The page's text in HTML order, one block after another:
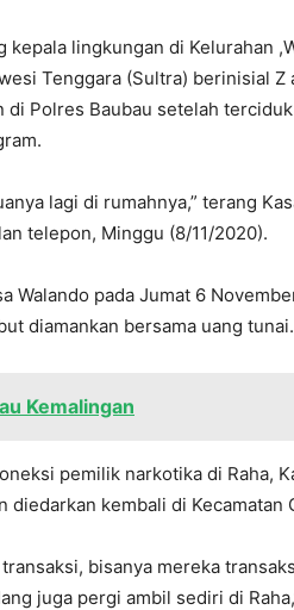
kepala lingkungan di Kelurahan
Tenggara (Sultra) berinisial Z
di Polres Baubau setelah
lagi di rumahnya,” terang
telepon, Minggu (8/11/2020).
Walando pada Jumat 6
diamankan bersama uang tunai.
Kemalingan
pemilik narkotika di Raha,
diedarkan kembali di Kecamatan
bisanya mereka
juga pergi ambil sediri di